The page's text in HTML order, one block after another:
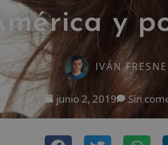
América y
IVÁN
junio 2, 2019 Sin